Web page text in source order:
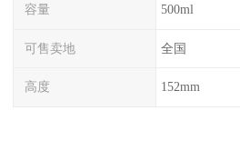
容量 500ml
可售卖地 全国
高度 152mm